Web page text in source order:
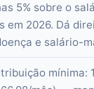
5% sobre o
em 2026. Dá
e salário-
mínima: